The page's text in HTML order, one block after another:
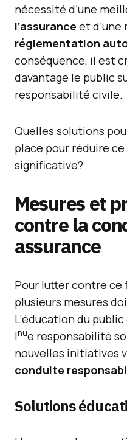
nécessité d’une
l’assurance et d’une
réglementation
conséquence, il est
davantage le public
responsabilité civile.
Quelles solutions
place pour réduire
significative?
Mesures et
contre la
assurance
Pour lutter contre ce
plusieurs mesures
L’éducation du
lnue responsabilité
nouvelles initiatives
conduite
Solutions